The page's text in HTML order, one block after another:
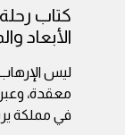
الأبعاد
ليس
معقدة،
في مملكة